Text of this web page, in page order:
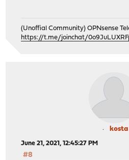
(Unoffial Community) OPNsense
https://t.me/joinchat/
kosta
June 21, 2021, 12:45:27 PM
#8